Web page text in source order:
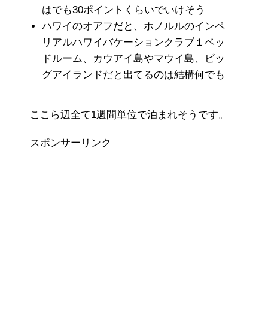
はでも30ポイントくらいでいけそう
ハワイのオアフだと、ホノルルのインペ
リアルハワイバケーションクラブ１ベッ
ドルーム、カウアイ島やマウイ島、ビッ
グアイランドだと出てるのは結構何でも
ここら辺全て1週間単位で泊まれそうです。
スポンサーリンク